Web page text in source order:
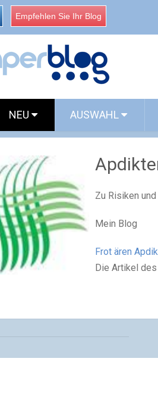
Empfehlen Sie Ihr Blog
NEU AUSWAHL
Zu Risiken
Mein Blog
Frot ären
Die Artikel